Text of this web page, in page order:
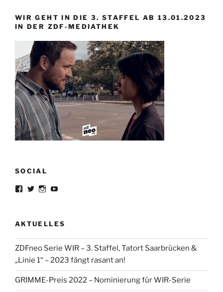
WIR GEHT IN DIE 3. STAFFEL AB 13.01.2023
IN DER ZDF-MEDIATHEK
SOCIAL
Profil
Facebook
anzeigen
Profil
Twitter
anzeigen
Profil
Instagram
anzeigen
Profil
YouTube
anzeigen
AKTUELLES
ZDFneo Serie WIR – 3. Staffel, Tatort Saarbrücken &
„Linie 1“ – 2023 fängt rasant an!
GRIMME-Preis 2022 – Nominierung für WIR-Serie